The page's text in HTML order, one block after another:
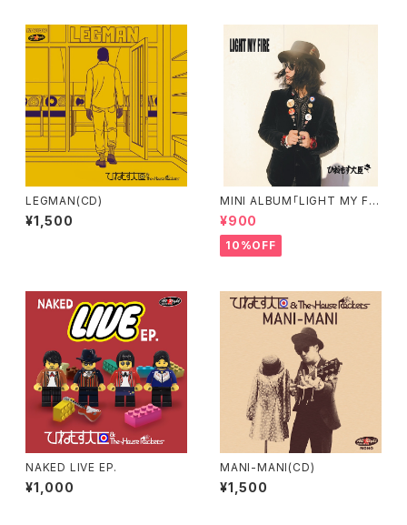
LEGMAN(CD)
¥1,500
MINI ALBUM「LIGHT MY FIR
E」
¥900
10%OFF
NAKED LIVE EP.
¥1,000
MANI-MANI(CD)
¥1,500